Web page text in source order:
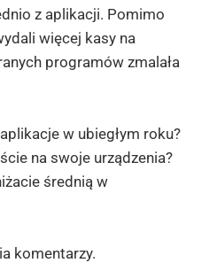
z aplikacji. Pomimo
więcej kasy na
programów zmalała
w ubiegłym roku?
na swoje urządzenia?
średnią w
komentarzy.